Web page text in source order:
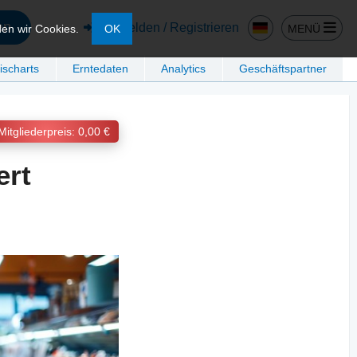
Anmelden / Registrieren MENÜ
Erntedaten Analytics Geschäftspartner
wir Cookies. OK
0,00 €